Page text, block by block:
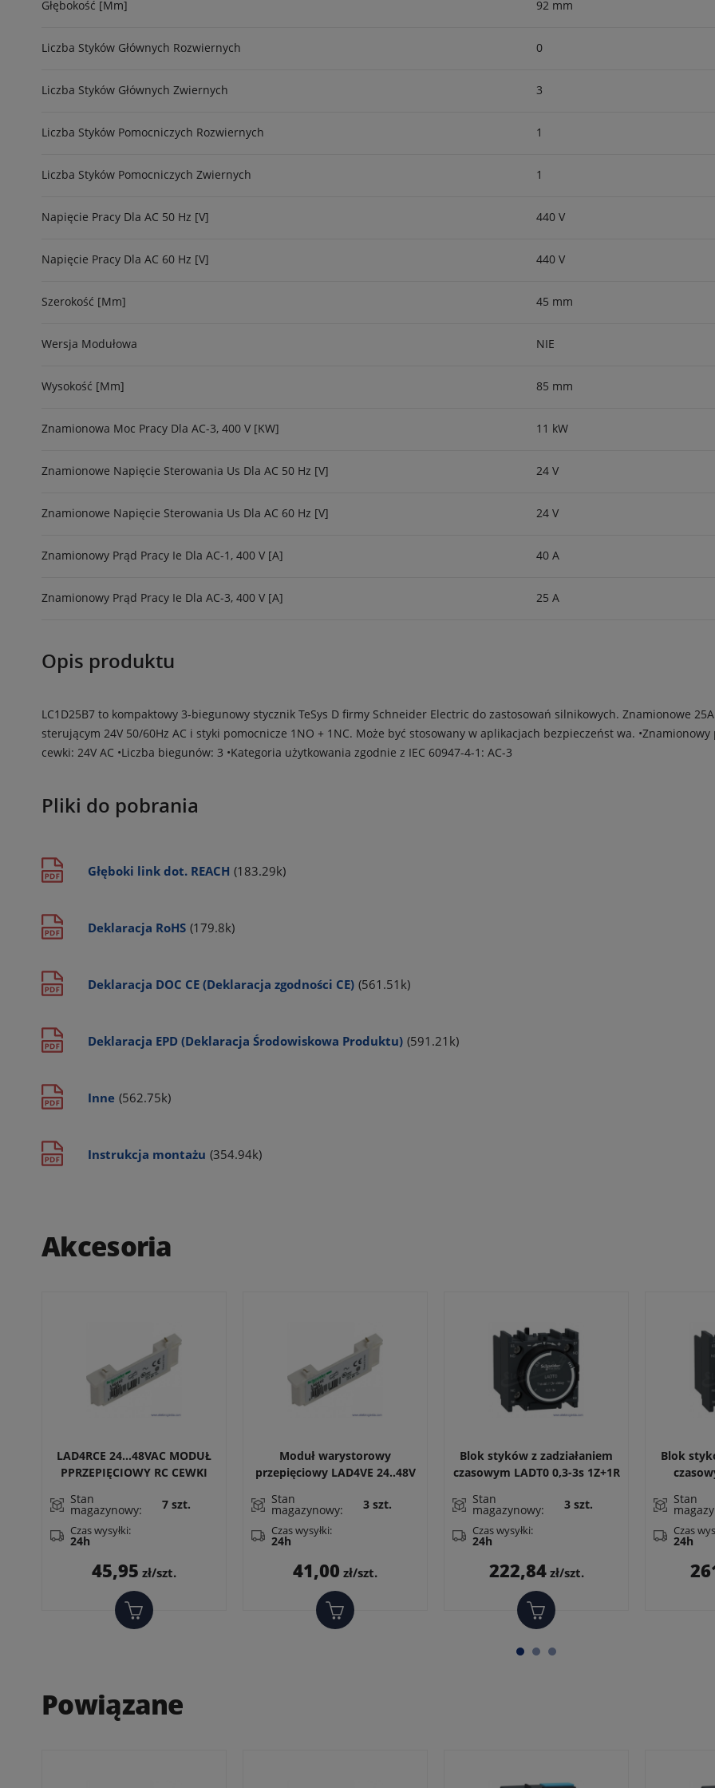
Głębokość [mm] 92 mm
Liczba Styków Głównych Rozwiernych 0
Liczba Styków Głównych Zwiernych 3
Liczba Styków Pomocniczych Rozwiernych 1
Liczba Styków Pomocniczych Zwiernych 1
Napięcie Pracy Dla AC 50 Hz [V] 440 V
Napięcie Pracy Dla AC 60 Hz [V] 440 V
Szerokość [mm] 45 mm
Wersja Modułowa NIE
Wysokość [mm] 85 mm
Znamionowa Moc Pracy Dla AC-3, 400 V [kW] 11 kW
Znamionowe Napięcie Sterowania Us Dla AC 50 Hz [V] 24 V
Znamionowe Napięcie Sterowania Us Dla AC 60 Hz [V] 24 V
Znamionowy Prąd Pracy Ie Dla AC-1, 400 V [A] 40 A
Znamionowy Prąd Pracy Ie Dla AC-3, 400 V [A] 25 A
Opis produktu
LC1D25B7 to kompaktowy 3-biegunowy stycznik TeSys D firmy Schneider Electric do zastosowań silnikowych. Znamionowe
sterującym 24V 50/60Hz AC i styki pomocnicze 1NO + 1NC. Może być stosowany w aplikacjach bezpieczeńst wa.
cewki: 24V AC •Liczba biegunów: 3 •Kategoria użytkowania zgodnie z IEC 60947-4-1: AC-3
Pliki do pobrania
Głęboki link dot. REACH (183.29k)
Deklaracja RoHS (179.8k)
Deklaracja DOC CE (Deklaracja zgodności CE) (561.51k)
Deklaracja EPD (Deklaracja Środowiskowa Produktu) (591.21k)
Inne (562.75k)
Instrukcja montażu (354.94k)
Akcesoria
LAD4RCE 24...48VAC MODUŁ
PPRZEPIĘCIOWY RC CEWKI
Stan
magazynowy: 7 szt.
Czas wysyłki:
24h
Cena
45,95 zł/szt.
Moduł warystorowy
przepięciowy LAD4VE 24..48V
Stan
magazynowy: 3 szt.
Czas wysyłki:
24h
Cena
41,00 zł/szt.
Blok styków z zadziałaniem
czasowym LADT0 0,3-3s 1Z+1R
załączeniu stycznika
Stan
magazynowy: 3 szt.
Czas wysyłki:
24h
Cena
222,84zł/szt.
Blok
Stan
Czas
24h
Powiązane